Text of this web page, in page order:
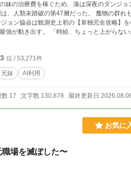
妹の治療費を稼ぐため、湊は深夜のダンジョ
ないかな。妹に、いちご
いく物語。
位 / 53,271件
兄妹 AI利用
数 17 文字数 130,878 最終更新日
お気に
場を滅ぼした〜